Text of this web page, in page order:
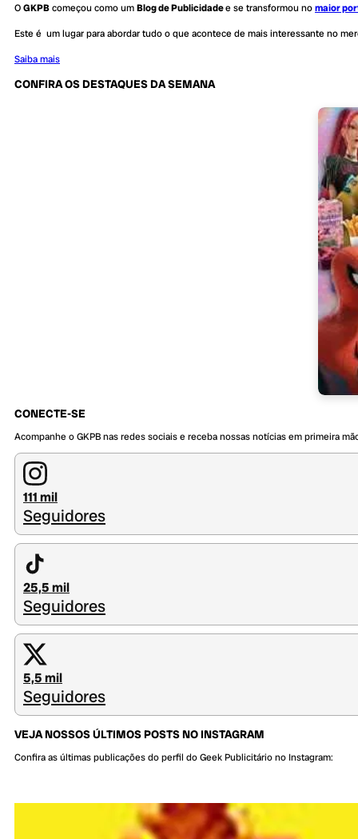
OGKPBcomeçou como umBlog de Publicidadee se transformou nomaior
Este é um lugar para abordar tudo o que acontece de mais interessante no
Saiba mais
CONFIRA OS DESTAQUES DA SEMANA
CONECTE-SE
Acompanhe o GKPB nas redes sociais e receba nossas notícias em primeira
111 mil
Seguidores
25,5 mil
Seguidores
5,5 mil
Seguidores
VEJA NOSSOS ÚLTIMOS POSTS NO INSTAGRAM
Confira as últimas publicações do perfil do Geek Publicitário no Instagram: